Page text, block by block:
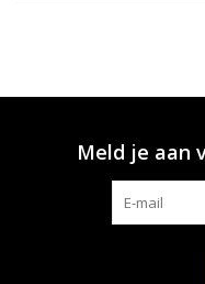
Meld je aan